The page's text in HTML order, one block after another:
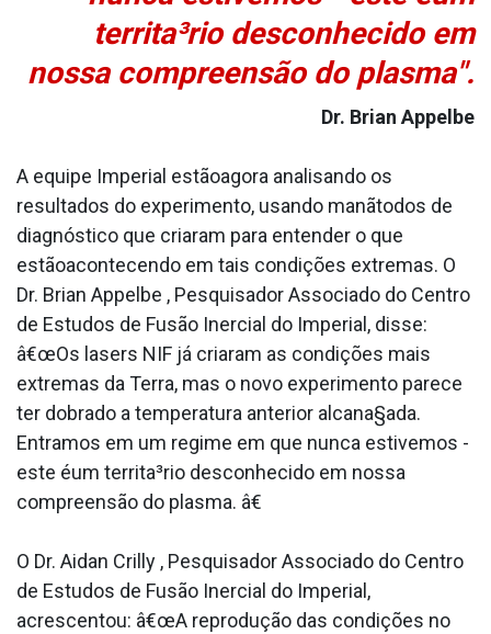
territa³rio desconhecido em
nossa compreensão do plasma".
Dr. Brian Appelbe
A equipe Imperial estãoagora analisando os
resultados do experimento, usando manãtodos de
diagnóstico que criaram para entender o que
estãoacontecendo em tais condições extremas. O
Dr. Brian Appelbe , Pesquisador Associado do Centro
de Estudos de Fusão Inercial do Imperial, disse:
â€œOs lasers NIF já criaram as condições mais
extremas da Terra, mas o novo experimento parece
ter dobrado a temperatura anterior alcana§ada.
Entramos em um regime em que nunca estivemos -
este éum territa³rio desconhecido em nossa
compreensão do plasma. â€
O Dr. Aidan Crilly , Pesquisador Associado do Centro
de Estudos de Fusão Inercial do Imperial,
acrescentou: â€œA reprodução das condições no